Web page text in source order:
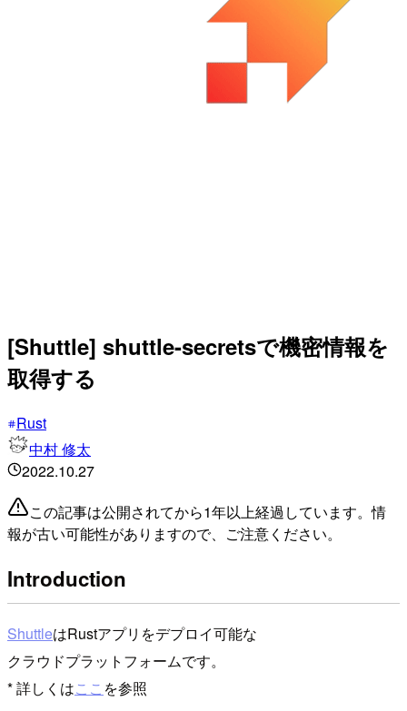
[Shuttle] shuttle-secretsで機密情報を
取得する
Rust
中村 修太
2022.10.27
この記事は公開されてから1年以上経過しています。情
報が古い可能性がありますので、ご注意ください。
Introduction
ShuttleはRustアプリをデプロイ可能な
クラウドプラットフォームです。
* 詳しくはここ を参照